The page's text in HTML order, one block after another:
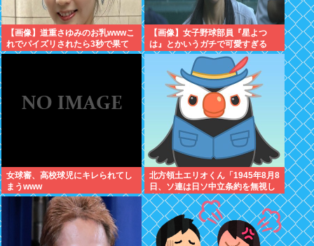
【画像】道重さゆみのお乳wwwこ
れでパイズリされたら3秒で果て
るだろ
【画像】女子野球部員『星よつ
は』とかいうガチで可愛すぎる
JKwww
女球審、高校球児にキレられてし
まうwww
北方領土エリオくん「1945年8月8
日、ソ連は日ソ中立条約を無視し
宣戦布告、翌9日に日本への侵攻
を開始したぜ！」